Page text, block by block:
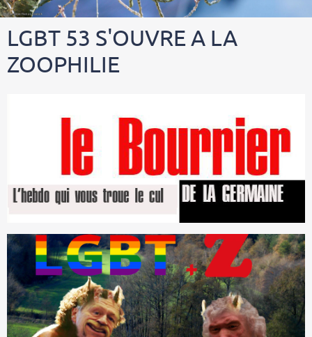
LGBT 53 S'OUVRE A LA
ZOOPHILIE